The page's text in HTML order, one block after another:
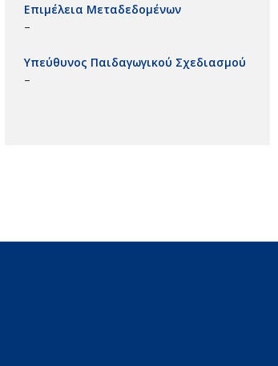
Επιμέλεια Μεταδεδομένων
–
Υπεύθυνος Παιδαγωγικού Σχεδιασμού
–